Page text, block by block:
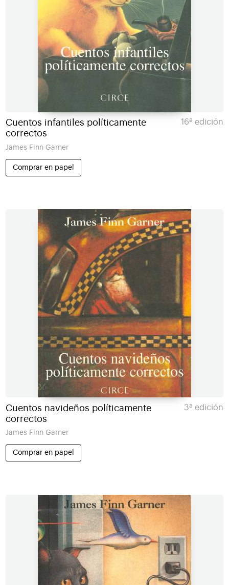
Cuentos infantiles políticamente
correctos
16ª edición
James Finn Garner
Comprar en papel
Cuentos navideños políticamente
correctos
3ª edición
James Finn Garner
Comprar en papel